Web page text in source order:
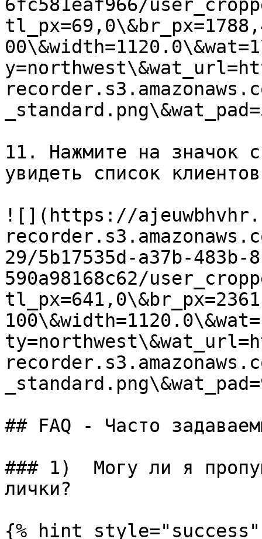
6fc581eaf966/
11. Нажмите на значок
увидеть список
![](https://
29/5b17535d-a37b-483b-
590a98168c62/
## FAQ - Часто
### 1)  Могу ли я
лички?
{% hint style="success"